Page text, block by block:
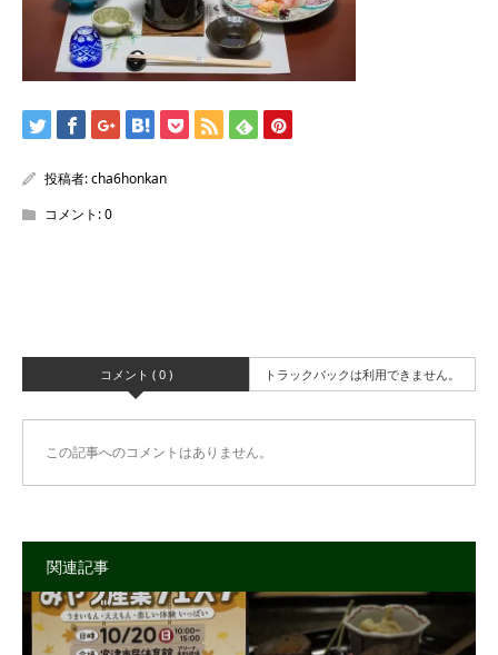
/home/sentakuya/charoku.jp/public_html/wp-
content/themes/kadan_tcd056/single.php
投稿者:cha6honkan
コメント:0
コメント ( 0 ) トラックバックは利用できません。
この記事へのコメントはありません。
関連記事